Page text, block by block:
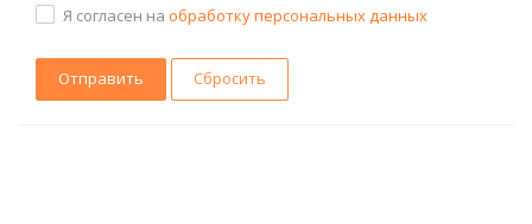
Я согласен на обработку персональных данных
Сбросить